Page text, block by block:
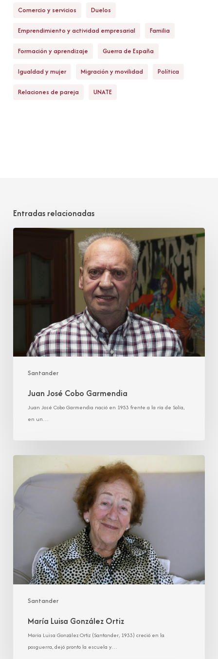
Comercio y servicios Duelos
Emprendimiento y actividad empresarial Familia
Formación y aprendizaje Guerra de España
Igualdad y mujer Migración y movilidad Política
Relaciones de pareja UNATE
Entradas relacionadas
Santander
Juan
Juan José Cobo Garmendia
Juan José Cobo Garmendia nació en 1953 frente a la ría de Solía,
en un…
Santander
María
González
Ortiz
María Luisa González Ortiz
María Luisa González Ortiz (Santander, 1933) creció en la
posguerra, dejó pronto la escuela y…